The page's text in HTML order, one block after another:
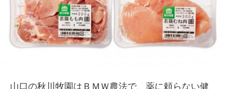
山口の秋川牧園はＢＭＷ農法で、薬に頼らない健